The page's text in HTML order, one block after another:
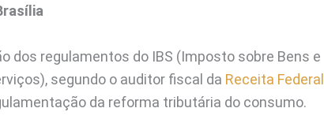
dos regulamentos do IBS (Imposto sobre Bens e
segundo o auditor fiscal da Receita Federal
da reforma tributária do consumo.